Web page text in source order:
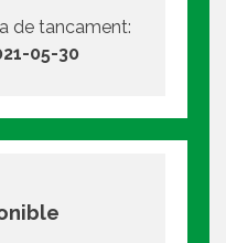
de tancament:
05-30